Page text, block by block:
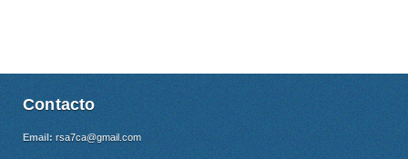
Contacto
Email: rsa7ca@gmail.com